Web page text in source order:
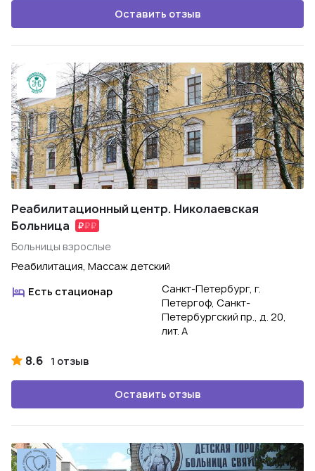
Оставить отзыв
Реабилитационный центр. Николаевская
Больница
Больницы взрослые
Реабилитация, Массаж детский
Есть стационар
Санкт-Петербург, г.
Петергоф, Санкт-
Петербургский пр., д. 20,
лит. А
8.6 1 отзыв
Оставить отзыв